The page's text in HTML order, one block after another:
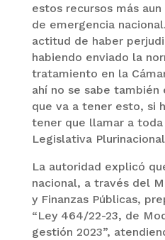
estos recursos más
de emergencia
actitud de haber
habiendo enviado la
tratamiento en la
ahí no se sabe
que va a tener esto, si
tener que llamar a toda
Legislativa
La autoridad explicó
nacional, a través del
y Finanzas Públicas,
“Ley 464/22-23, de
gestión 2023”,